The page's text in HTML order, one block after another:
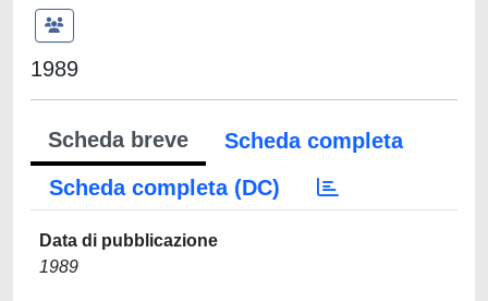
1989
Scheda breve
Scheda completa
Scheda completa (DC)
Data di pubblicazione
1989